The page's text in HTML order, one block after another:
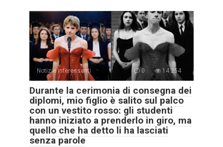
Notizie interessanti 0 14.254
Durante la cerimonia di consegna dei
diplomi, mio figlio è salito sul palco
con un vestito rosso: gli studenti
hanno iniziato a prenderlo in giro, ma
quello che ha detto li ha lasciati
senza parole